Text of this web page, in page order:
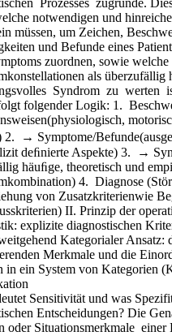
notwendigen und
müssen, um Zeichen,
und Befunde eines
zuordnen, sowie welche
als überzufällig
Syndrom zu werten
folgender Logik: 1.
2. → Symptome/
deﬁnierte Aspekte) 3. →
häuﬁge, theoretisch und
4. Diagnose
von Zusatzkriterienwie
II. Prinzip der
explizite diagnostischen
Kategorialer Ansatz:
Merkmale und die
in ein System von Kategorien
Sensitivität und was
Entscheidungen? Die
oder Situationsmerkmale einer